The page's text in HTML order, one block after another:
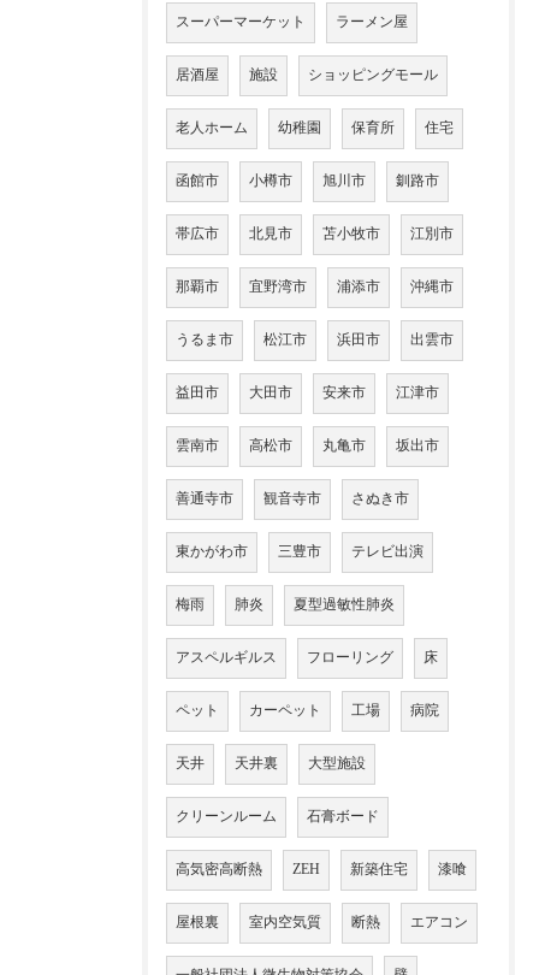
スーパーマーケット ラーメン屋
居酒屋 施設 ショッピングモール
老人ホーム 幼稚園 保育所 住宅
函館市 小樽市 旭川市 釧路市
帯広市 北見市 苫小牧市 江別市
那覇市 宜野湾市 浦添市 沖縄市
うるま市 松江市 浜田市 出雲市
益田市 大田市 安来市 江津市
雲南市 高松市 丸亀市 坂出市
善通寺市 観音寺市 さぬき市
東かがわ市 三豊市 テレビ出演
梅雨 肺炎 夏型過敏性肺炎
アスペルギルス フローリング 床
ペット カーペット 工場 病院
天井 天井裏 大型施設
クリーンルーム 石膏ボード
高気密高断熱 ZEH 新築住宅 漆喰
屋根裏 室内空気質 断熱 エアコン